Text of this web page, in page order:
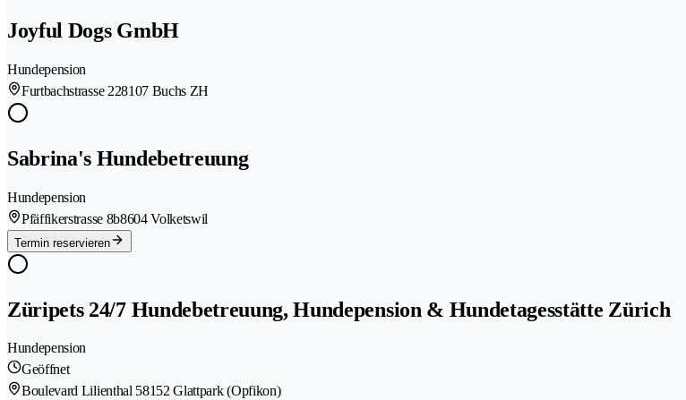
Joyful Dogs GmbH
Hundepension
Furtbachstrasse 228107 Buchs ZH
Sabrina's Hundebetreuung
Hundepension
Pfäffikerstrasse 8b8604 Volketswil
Termin reservieren
Züripets 24/7 Hundebetreuung, Hundepension & Hundetagesstätte Zürich
Hundepension
Geöffnet
Boulevard Lilienthal 58152 Glattpark (Opfikon)